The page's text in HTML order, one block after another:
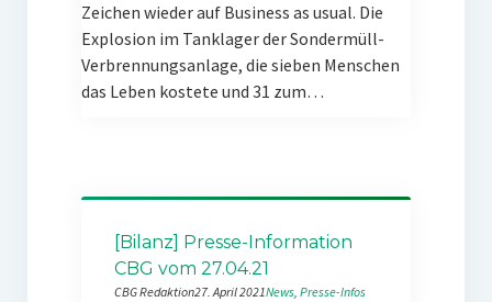
Zeichen wieder auf Business as usual. Die
Explosion im Tanklager der Sondermüll-
Verbrennungsanlage, die sieben Menschen
das Leben kostete und 31 zum…
[Bilanz] Presse-Information
CBG vom 27.04.21
CBG Redaktion27. April 2021News, Presse-Infos